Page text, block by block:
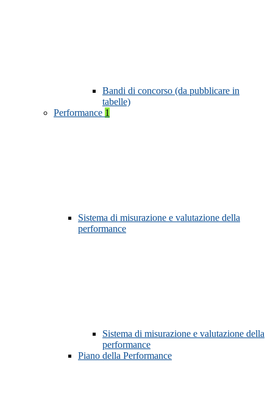
Bandi di concorso (da pubblicare in
tabelle)
Performance 1
Sistema di misurazione e valutazione della
performance
Sistema di misurazione e valutazione della
performance
Piano della Performance